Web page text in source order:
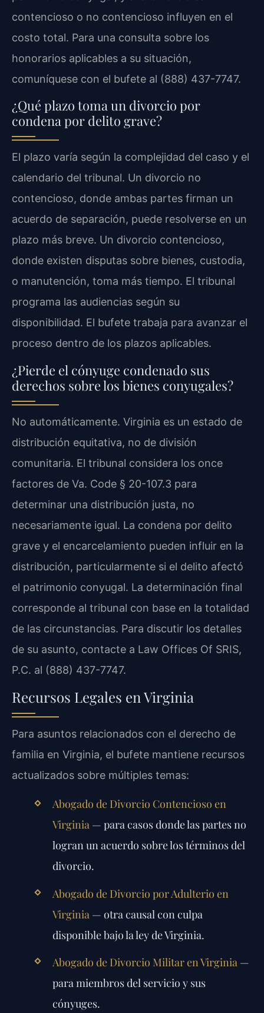
contencioso o no contencioso influyen en el
costo total. Para una consulta sobre los
honorarios aplicables a su situación,
comuníquese con el bufete al (888) 437-7747.
¿Qué plazo toma un divorcio por
condena por delito grave?
El plazo varía según la complejidad del caso y el
calendario del tribunal. Un divorcio no
contencioso, donde ambas partes firman un
acuerdo de separación, puede resolverse en un
plazo más breve. Un divorcio contencioso,
donde existen disputas sobre bienes, custodia,
o manutención, toma más tiempo. El tribunal
programa las audiencias según su
disponibilidad. El bufete trabaja para avanzar el
proceso dentro de los plazos aplicables.
¿Pierde el cónyuge condenado sus
derechos sobre los bienes conyugales?
No automáticamente. Virginia es un estado de
distribución equitativa, no de división
comunitaria. El tribunal considera los once
factores de Va. Code § 20-107.3 para
determinar una distribución justa, no
necesariamente igual. La condena por delito
grave y el encarcelamiento pueden influir en la
distribución, particularmente si el delito afectó
el patrimonio conyugal. La determinación final
corresponde al tribunal con base en la totalidad
de las circunstancias. Para discutir los detalles
de su asunto, contacte a Law Offices Of SRIS,
P.C. al (888) 437-7747.
Recursos Legales en Virginia
Para asuntos relacionados con el derecho de
familia en Virginia, el bufete mantiene recursos
actualizados sobre múltiples temas:
Abogado de Divorcio Contencioso en
Virginia— para casos donde las partes no
logran un acuerdo sobre los términos del
divorcio.
Abogado de Divorcio por Adulterio en
Virginia — otra causal con culpa
disponible bajo la ley de Virginia.
Abogado de Divorcio Militar en Virginia —
para miembros del servicio y sus
cónyuges.